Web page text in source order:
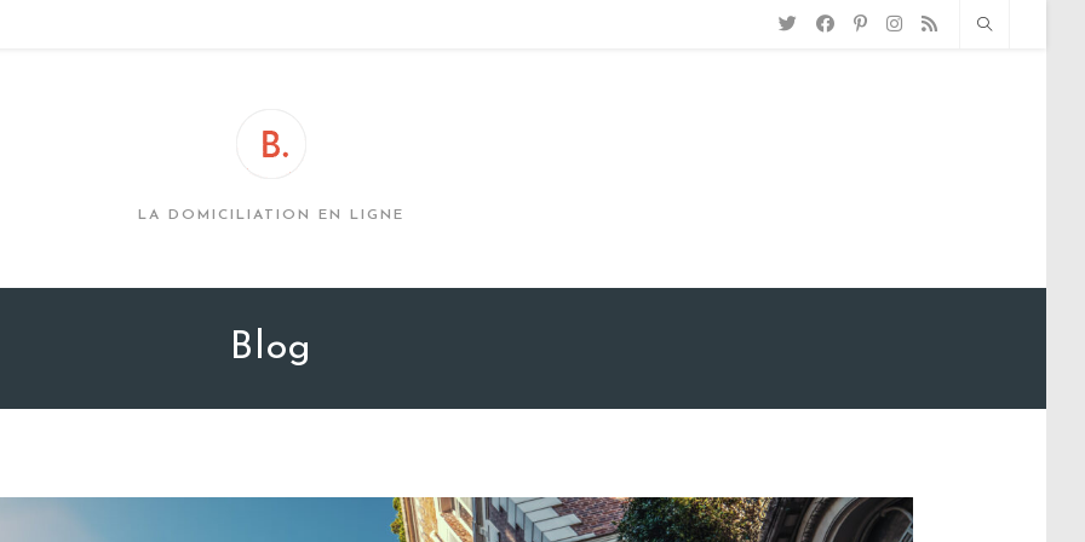
LA DOMICILIATION EN LIGNE
Blog